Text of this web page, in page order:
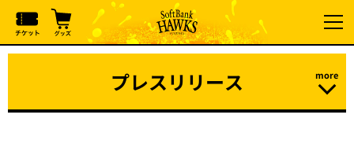
プレスリリース